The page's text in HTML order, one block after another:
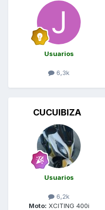
Usuarios
6,3k
CUCUIBIZA
Usuarios
6,2k
Moto: XCITING 400i